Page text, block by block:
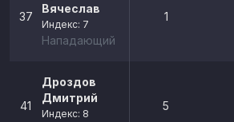
37
Вячеслав
Индекс: 7
Нападающий
1
41
Дроздов
Дмитрий
Индекс: 8
5